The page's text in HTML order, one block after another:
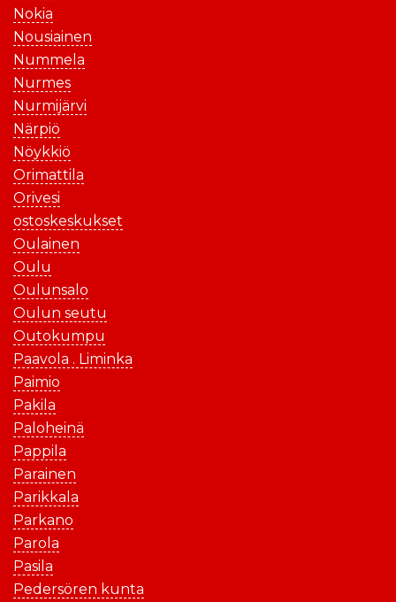
Nokia
Nousiainen
Nummela
Nurmes
Nurmijärvi
Närpiö
Nöykkiö
Orimattila
Orivesi
ostoskeskukset
Oulainen
Oulu
Oulunsalo
Oulun seutu
Outokumpu
Paavola . Liminka
Paimio
Pakila
Paloheinä
Pappila
Parainen
Parikkala
Parkano
Parola
Pasila
Pedersören kunta